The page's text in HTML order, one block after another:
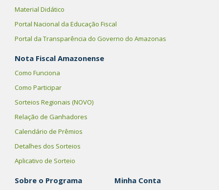
Material Didático
Portal Nacional da Educação Fiscal
Portal da Transparência do Governo do Amazonas
Nota Fiscal Amazonense
Como Funciona
Como Participar
Sorteios Regionais (NOVO)
Relação de Ganhadores
Calendário de Prêmios
Detalhes dos Sorteios
Aplicativo de Sorteio
Sobre o Programa
Minha Conta